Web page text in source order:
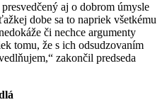
aj o dobrom úmysle
dobe sa to napriek všetkému
či nechce argumenty
tomu, že s ich odsudzovaním
zakončil predseda